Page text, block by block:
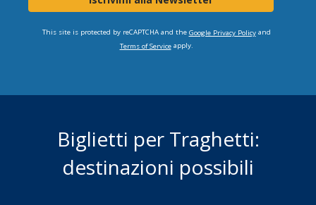
This site is protected by reCAPTCHA and the Google Privacy Policyand
Terms of Serviceapply.
Biglietti per Traghetti:
destinazioni possibili